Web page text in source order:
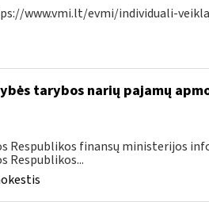
www.vmi.lt/evmi/individuali-
tarybos narių pajamų
Respublikos finansų ministerijos
Respublikos...